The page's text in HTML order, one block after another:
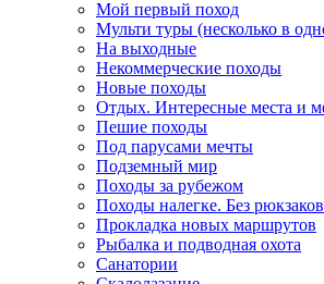
Мой первый поход
Мульти туры (несколько в
На выходные
Некоммерческие походы
Новые походы
Отдых. Интересные места и
Пешие походы
Под парусами мечты
Подземный мир
Походы за рубежом
Походы налегке. Без рюкзаков
Прокладка новых маршрутов
Рыбалка и подводная охота
Санатории